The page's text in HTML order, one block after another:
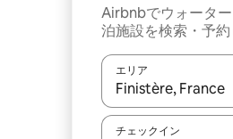
Airbnbでウォータ
泊施設を検索・予約
エリア
検索結果が表示さ
チェックイン